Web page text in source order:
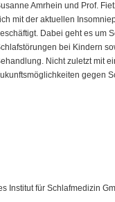
Amrhein und Prof.
mit der aktuellen
Dabei geht es um
bei Kindern
Nicht zuletzt mit
gegen
Institut für Schlafmedizin